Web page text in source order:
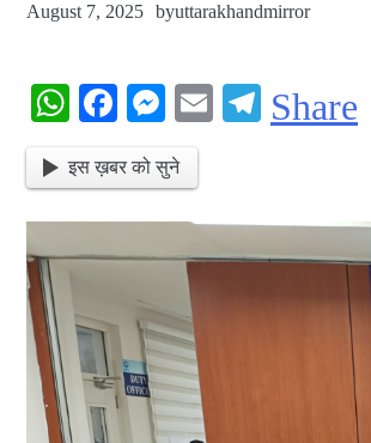
August 7, 2025 byuttarakhandmirror
WhatsApp
Facebook
Messenger
EmailShare
इस ख़बर को सुने